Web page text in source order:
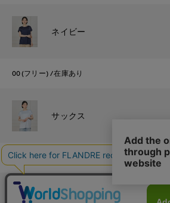
ネイビー
00(フリー) 在庫あり
サックス
00(フリー) 在庫あり
イエロー